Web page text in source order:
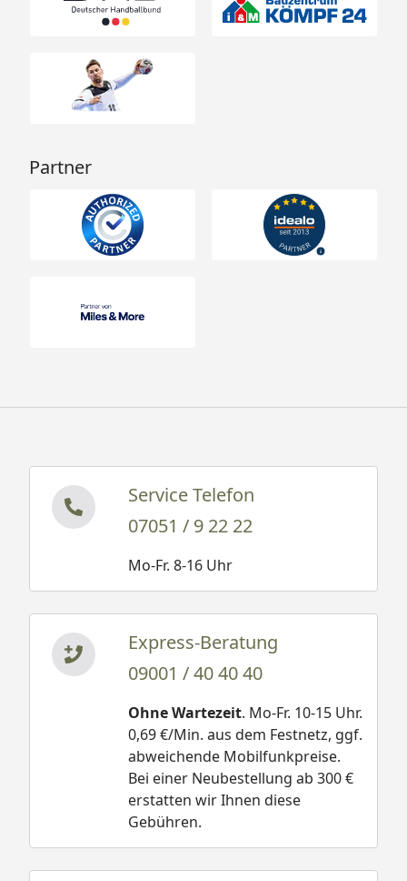
Partner
Service Telefon
07051 / 9 22 22
Mo-Fr. 8-16 Uhr
Express-Beratung
09001 / 40 40 40
Ohne Wartezeit. Mo-Fr. 10-15 Uhr.
0,69 €/Min. aus dem Festnetz, ggf.
abweichende Mobilfunkpreise.
Bei einer Neubestellung ab 300 €
erstatten wir Ihnen diese
Gebühren.